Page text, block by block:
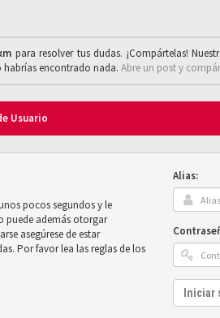
para resolver tus dudas. ¡Compártelas!
habrías encontrado nada. Abre un post y
Usuario
pocos segundos y le
puede además otorgar
asegúrese de estar
Por favor lea las reglas de los
Alias:
Iniciar